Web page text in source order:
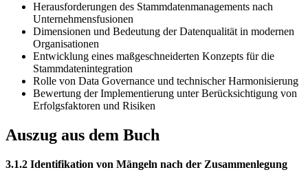
Herausforderungen des Stammdatenmanagements nach
Unternehmensfusionen
Dimensionen und Bedeutung der Datenqualität in modernen
Organisationen
Entwicklung eines maßgeschneiderten Konzepts für die
Stammdatenintegration
Rolle von Data Governance und technischer Harmonisierung
Bewertung der Implementierung unter Berücksichtigung von
Erfolgsfaktoren und Risiken
Auszug aus dem Buch
3.1.2 Identifikation von Mängeln nach der Zusammenlegung